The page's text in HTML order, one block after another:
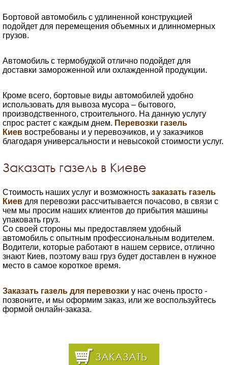
Бортовой автомобиль с удлиненной конструкцией
подойдет для перемещения объемных и длинномерных
грузов.
Автомобиль с термобудкой отлично подойдет для
доставки замороженной или охлажденной продукции.
Кроме всего, бортовые виды автомобилей удобно
использовать для вывоза мусора – бытового,
производственного, строительного. На данную услугу
спрос растет с каждым днем. Перевозки газель
Киев востребованы и у перевозчиков, и у заказчиков
благодаря универсальности и невысокой стоимости услуг.
Заказать газель в Киеве
Стоимость наших услуг и возможность заказать газель
Киев для перевозки рассчитывается почасово, в связи с
чем мы просим наших клиентов до прибытия машины
упаковать груз.
Со своей стороны мы предоставляем удобный
автомобиль с опытным профессиональным водителем.
Водители, которые работают в нашем сервисе, отлично
знают Киев, поэтому ваш груз будет доставлен в нужное
место в самое короткое время.
Заказать газель для перевозки у нас очень просто -
позвоните, и мы оформим заказ, или же воспользуйтесь
формой онлайн-заказа.
ЗАКАЗАТЬ